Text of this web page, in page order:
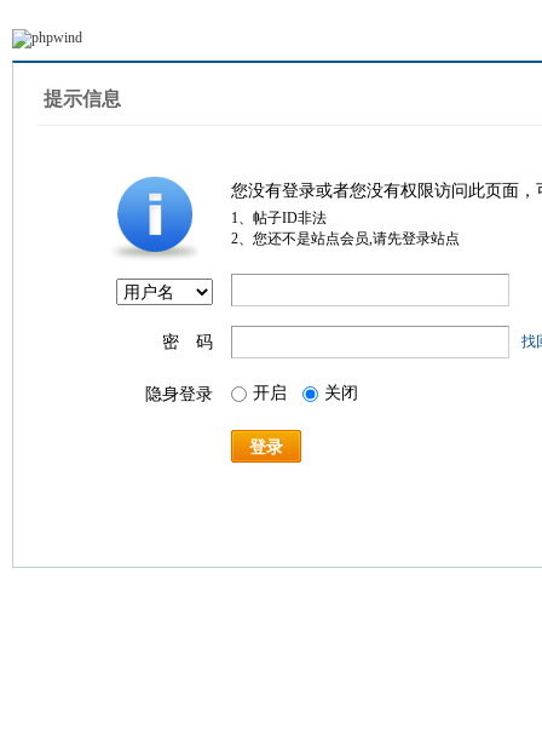
提示信息
您没有登录或者您没有权限访问此页面
1、帖子ID非法
2、您还不是站点会员,请先登录站点
密 码 找
隐身登录 开启 关闭
登录